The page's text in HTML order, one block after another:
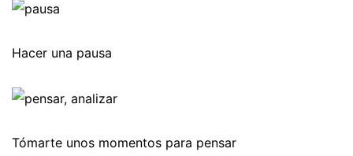
Hacer una pausa
Tómarte unos momentos para pensar